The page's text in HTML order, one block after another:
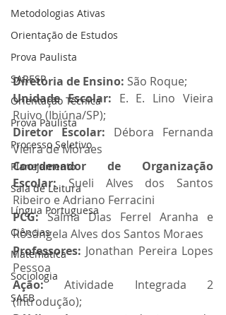
Metodologias Ativas
Orientação de Estudos
Prova Paulista
SARESP
Orientação Técnica
Prova Paulista
Processo Seletivo
Planejamento
Sala de Leitura
Língua Portuguesa
Ciências
Matemática
Sociologia
SAEB
Diretoria de Ensino: São Roque;
Unidade Escolar: E. E. Lino Vieira
Ruivo (Ibiúna/SP);
Diretor Escolar: Débora Fernanda
Vieira de Moraes
Coordenador de Organização
Escolar: Sueli Alves dos Santos
Ribeiro e Adriano Ferracini
PCG: Salma Dias Ferrel Aranha e
Rosângela Alves dos Santos Moraes
Professores: Jonathan Pereira Lopes
Pessoa
Ação: Atividade Integrada 2
(Introdução);